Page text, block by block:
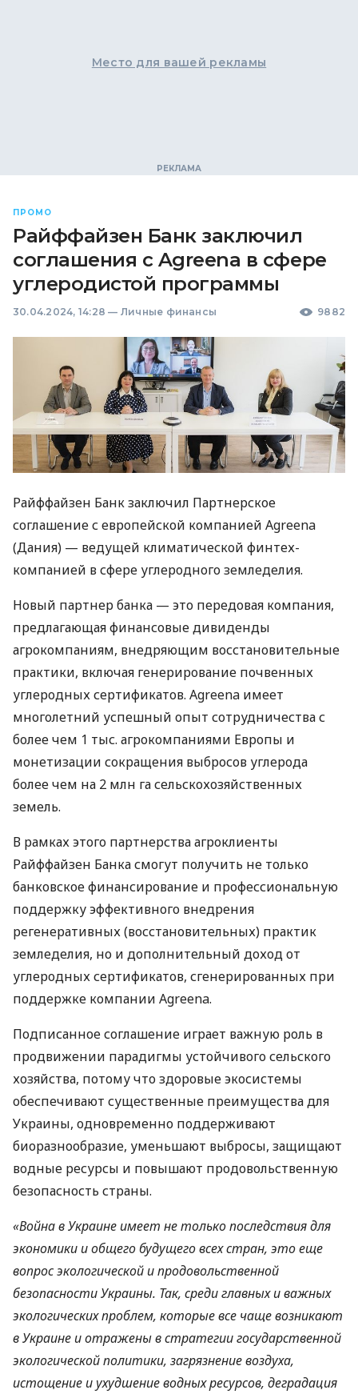
Место для вашей рекламы
ПРОМО
Райффайзен Банк заключил
соглашения с Agreena в сфере
углеродистой программы
30.04.2024, 14:28 — Личные финансы 9882
Райффайзен Банк заключил Партнерское
соглашение с европейской компанией Agreena
(Дания) — ведущей климатической финтех-
компанией в сфере углеродного земледелия.
Новый партнер банка — это передовая компания,
предлагающая финансовые дивиденды
агрокомпаниям, внедряющим восстановительные
практики, включая генерирование почвенных
углеродных сертификатов. Agreena имеет
многолетний успешный опыт сотрудничества с
более чем 1 тыс. агрокомпаниями Европы и
монетизации сокращения выбросов углерода
более чем на 2 млн га сельскохозяйственных
земель.
В рамках этого партнерства агроклиенты
Райффайзен Банка смогут получить не только
банковское финансирование и профессиональную
поддержку эффективного внедрения
регенеративных (восстановительных) практик
земледелия, но и дополнительный доход от
углеродных сертификатов, сгенерированных при
поддержке компании Agreena.
Подписанное соглашение играет важную роль в
продвижении парадигмы устойчивого сельского
хозяйства, потому что здоровые экосистемы
обеспечивают существенные преимущества для
Украины, одновременно поддерживают
биоразнообразие, уменьшают выбросы, защищают
водные ресурсы и повышают продовольственную
безопасность страны.
«Война в Украине имеет не только последствия для
экономики и общего будущего всех стран, это еще
вопрос экологической и продовольственной
безопасности Украины. Так, среди главных и важных
экологических проблем, которые все чаще возникают
в Украине и отражены в стратегии государственной
экологической политики, загрязнение воздуха,
истощение и ухудшение водных ресурсов, деградация